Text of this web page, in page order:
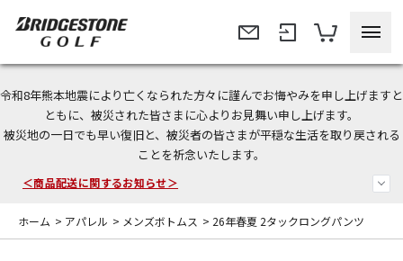
令和8年熊本地震により亡くなられた方々に謹んでお悔やみを申し上げますと
ともに、被災された皆さまに心よりお見舞い申し上げます。
被災地の一日でも早い復旧と、被災者の皆さまが平穏な生活を取り戻される
ことを祈念いたします。
今なら新規会員登録で1,000円OFFクーポンプレゼント！
＜商品配送に関するお知らせ＞
ホーム > アパレル > メンズボトムス > 26年春夏 2タックロングパンツ